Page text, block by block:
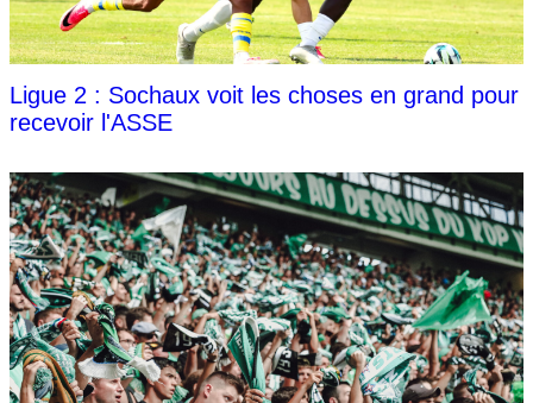
Ligue 2 : Sochaux voit les choses en grand pour
recevoir l'ASSE